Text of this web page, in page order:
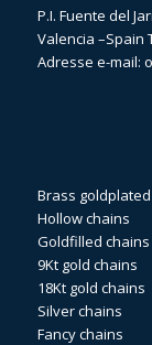
P.I. Fuente del
Valencia –Spain
Adresse e-mail:
Brass
Hollow chains
Goldfilled chains
9Kt gold chains
18Kt gold chains
Silver chains
Fancy chains